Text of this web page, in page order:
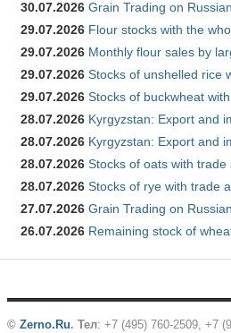
30.07.2026 Grain Trading on
29.07.2026 Flour stocks with the
29.07.2026 Monthly flour sales by
29.07.2026 Stocks of unshelled rice
29.07.2026 Stocks of buckwheat
28.07.2026 Kyrgyzstan: Export and
28.07.2026 Kyrgyzstan: Export and
28.07.2026 Stocks of oats with
28.07.2026 Stocks of rye with trade
27.07.2026 Grain Trading on
26.07.2026 Remaining stock of
© Zerno.Ru. Тел: +7 (495) 760-2509, +7